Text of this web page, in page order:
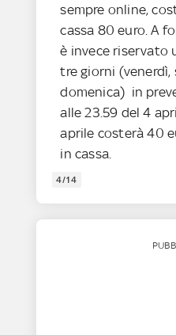
sempre online,
cassa 80 euro. A
è invece riservato
tre giorni (venerdì,
domenica) in
alle 23.59 del 4
aprile costerà 40
in cassa.
4/14